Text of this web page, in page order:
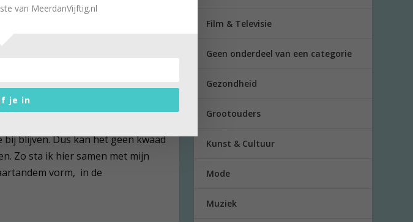
van nieuw
blijven. Dus kan het geen kwaad
Zo sta ik hier samen met mijn
vorm, in de
Film & Televisie
Geen onderdeel van een categorie
Gezondheid
Grootouders
Kunst & Cultuur
Mode
Muziek
van MeerdanVijftig.nl
je in